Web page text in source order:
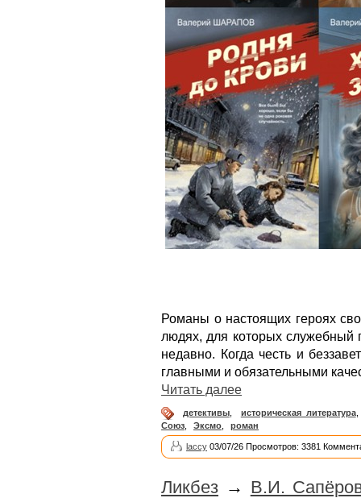
Романы о настоящих героях
людях, для которых
недавно. Когда честь и
главными и обязательными
Читать далее
детективы, историческая литература
Союз
Эксмо роман
laccy 03/07/26 Просмотров: 3381
Ликбез → В.И.